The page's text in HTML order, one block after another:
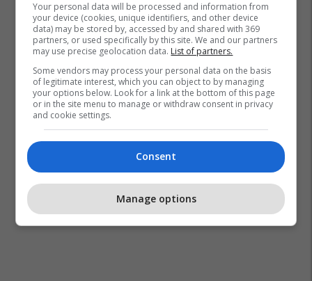
Your personal data will be processed and information from
your device (cookies, unique identifiers, and other device
data) may be stored by, accessed by and shared with 369
partners, or used specifically by this site. We and our partners
may use precise geolocation data. List of partners.
Some vendors may process your personal data on the basis
of legitimate interest, which you can object to by managing
your options below. Look for a link at the bottom of this page
or in the site menu to manage or withdraw consent in privacy
and cookie settings.
Consent
Manage options